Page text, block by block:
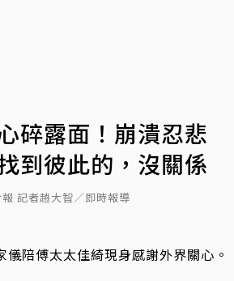
碎露面！崩潰忍悲
到彼此的，沒關係
記者趙大智／即時報導